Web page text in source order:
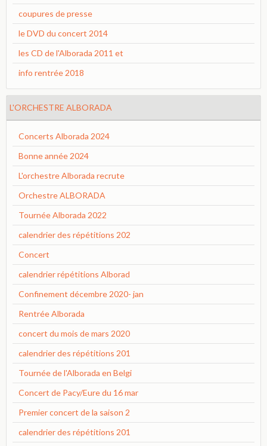
coupures de presse
le DVD du concert 2014
les CD de l'Alborada 2011 et
info rentrée 2018
L'ORCHESTRE ALBORADA
Concerts Alborada 2024
Bonne année 2024
L'orchestre Alborada recrute
Orchestre ALBORADA
Tournée Alborada 2022
calendrier des répétitions 202
Concert
calendrier répétitions Alborad
Confinement décembre 2020- jan
Rentrée Alborada
concert du mois de mars 2020
calendrier des répétitions 201
Tournée de l'Alborada en Belgi
Concert de Pacy/Eure du 16 mar
Premier concert de la saison 2
calendrier des répétitions 201